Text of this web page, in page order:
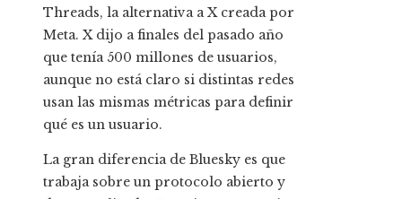
Threads, la alternativa a X creada por
Meta. X dijo a finales del pasado año
que tenía 500 millones de usuarios,
aunque no está claro si distintas redes
usan las mismas métricas para definir
qué es un usuario.
La gran diferencia de Bluesky es que
trabaja sobre un protocolo abierto y